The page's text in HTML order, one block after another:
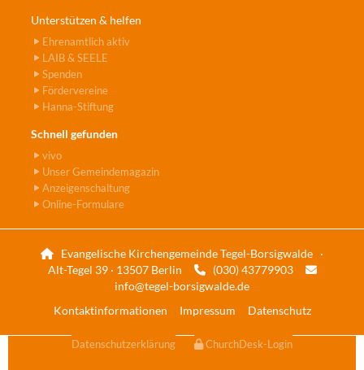
Unterstützen & helfen
Ehrenamtlich aktiv
LAIB & SEELE
Spenden
Fördervereine
Hanna-Stiftung
Schnell gefunden
vivo
Unser Gemeindemagazin
Anzeigenschaltung
Online-Formulare

Evangelische Kirchengemeinde Tegel-Borsigwalde ·
Alt-Tegel 39 · 13507 Berlin
(030) 43779903 
info@tegel-borsigwalde.de
Kontaktinformationen
Impressum Datenschutz
Datenschutzerklärung ChurchDesk-Login